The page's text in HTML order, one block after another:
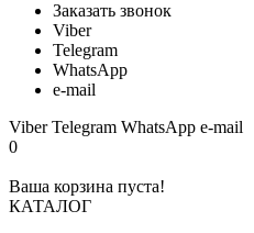
Заказать звонок
Viber
Telegram
WhatsApp
e-mail
ViberTelegram WhatsApp e-mail
0
Ваша корзина пуста!
КАТАЛОГ